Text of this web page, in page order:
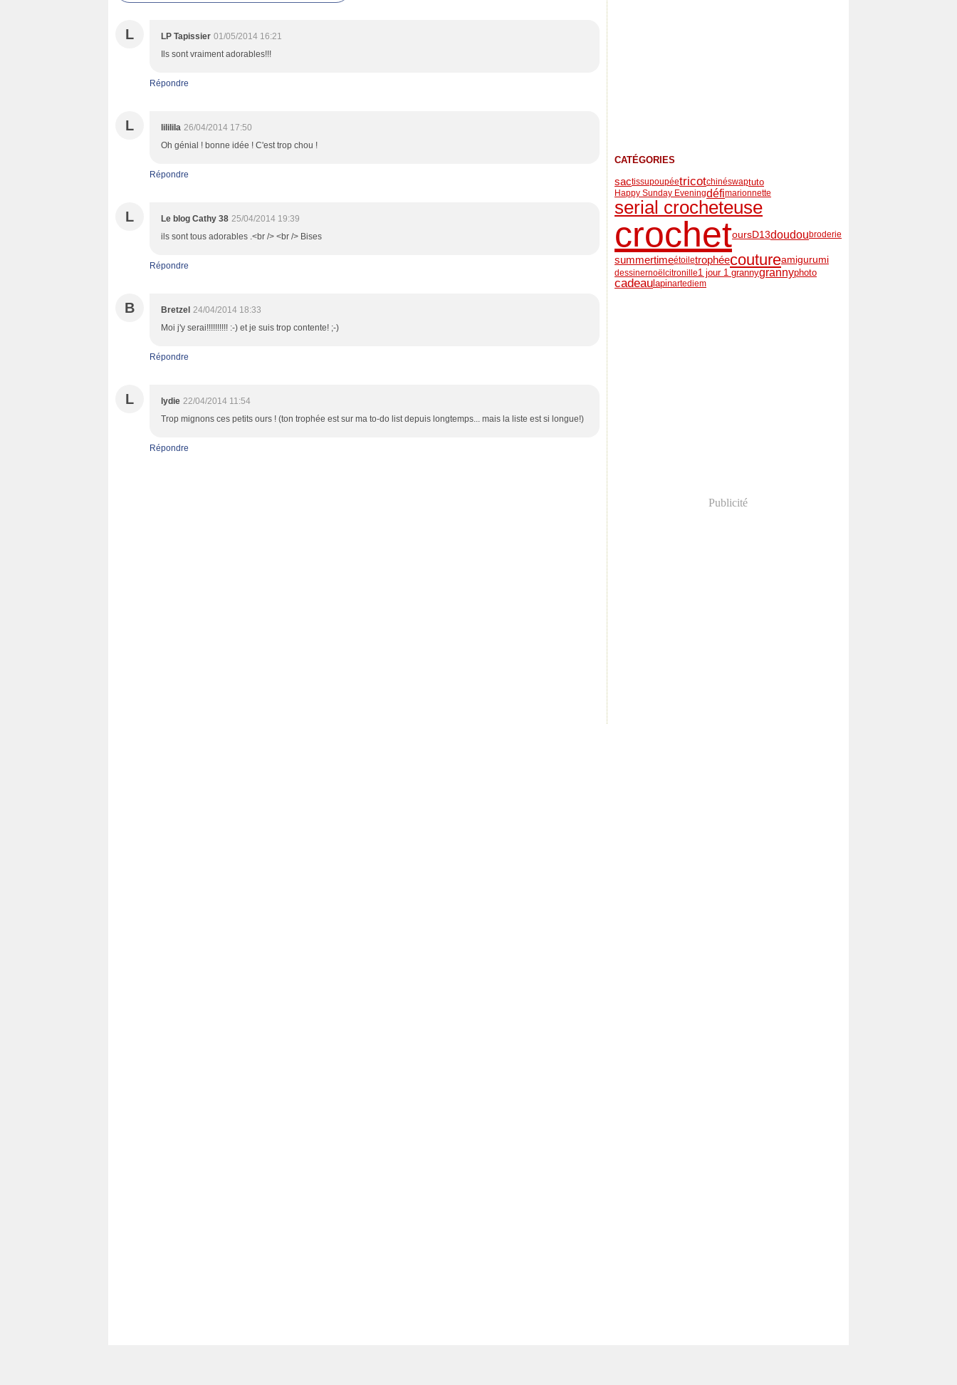
L LP Tapissier 01/05/2014 16:21
Ils sont vraiment adorables!!!
Répondre
L lililila 26/04/2014 17:50
Oh génial ! bonne idée ! C'est trop chou !
Répondre
L Le blog Cathy 38 25/04/2014 19:39
ils sont tous adorables .<br /> <br /> Bises
Répondre
B Bretzel 24/04/2014 18:33
Moi j'y serai!!!!!!!!!! :-) et je suis trop contente! ;-)
Répondre
L lydie 22/04/2014 11:54
Trop mignons ces petits ours ! (ton trophée est sur ma to-do list depuis longtemps... mais la liste est si longue!)
Répondre
CATÉGORIES
sactissupoupéetricotchinéswaptuto
Happy Sunday Eveningdéfimarionnette
serial crocheteuse
crochetoursD13doudoubroderie
summertimeétoiletrophéecoutureamigurumi
dessinernoëlcitronille1 jour 1 grannygrannyphoto
cadeau lapinartediem
Publicité